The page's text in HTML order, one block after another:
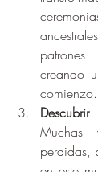
creando
comienzo.
Muchas
perdidas,